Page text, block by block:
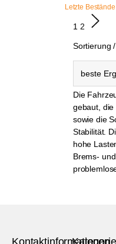
Letzte Bestände
1 2
Sortierung
Die
gebaut,
sowie die
Stabilität.
hohe
Brems-
Kontaktinformationen